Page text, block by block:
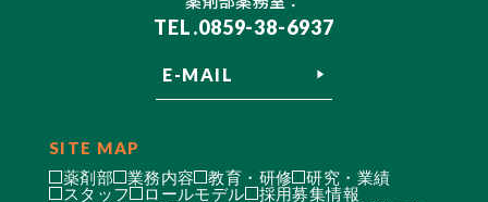
TEL.0859-38-6937
E-MAIL
SITE MAP
薬剤部 業務内容 教育・研修
研究・業績
スタッフ
ロールモデル
採用募集情報